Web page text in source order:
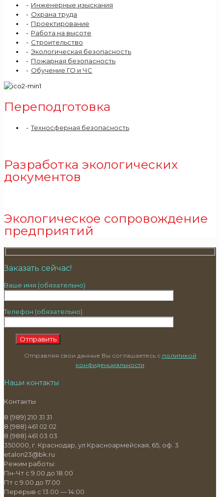
Инженерные изыскания
Охрана труда
Проектирование
Работа на высоте
Строительство
Экологическая безопасность
Пожарная безопасность
Обучение ГО и ЧС
Переподготовка
Техносферная безопасность
Разработка экологических
документов
Экологическое сопровождение
предприятий
Заказать сейчас!
Ваше имя (обязательно)
Телефон (обязательно)
Отправляя свои данные Вы соглашаетесь с политикой
конфиденциальности
Наши контакты
Контакты
8 (989) 210 31 31
8 (988) 461 02 02
8 (988) 461 03 03
350000, г. Краснодар, ул Красноармейская, 65, оф. 3
etalon23@bk.ru
Режим работы:
Пн-Чт с 9.00 до 18.00
Пт с 9.00 до 17.00
Перерыв с 13:00 — 14:00